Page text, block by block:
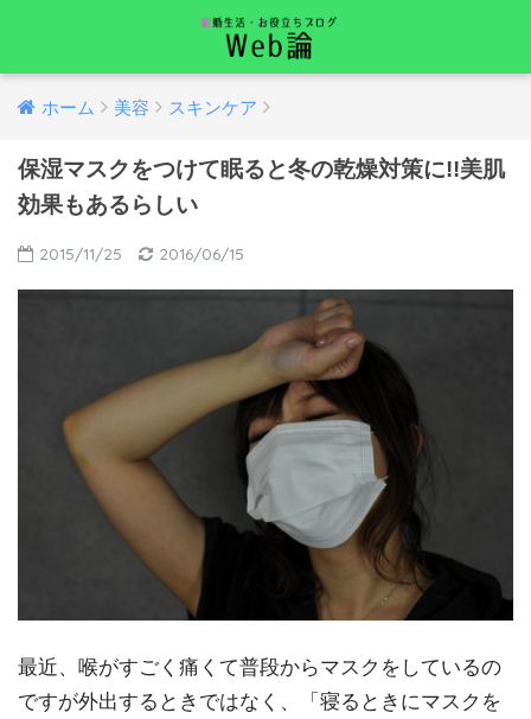
ホーム 美容 スキンケア
保湿マスクをつけて眠ると冬の乾燥対策に!!美肌
効果もあるらしい
2015/11/25 2016/06/15
最近、喉がすごく痛くて普段からマスクをしているの
ですが外出するときではなく、「寝るときにマスクを